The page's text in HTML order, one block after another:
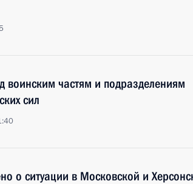
воинским частям и подразделениям
сил
о ситуации в Московской и